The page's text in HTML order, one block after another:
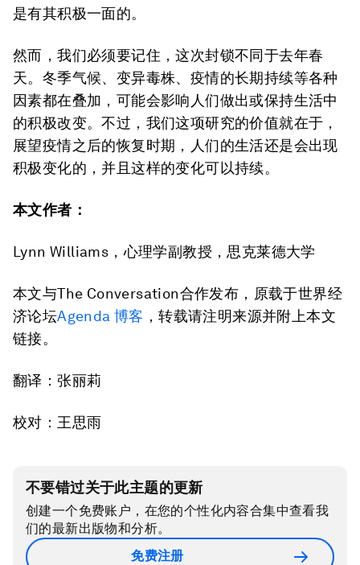
是有其积极一面的。
然而，我们必须要记住，这次封锁不同于去年春
天。冬季气候、变异毒株、疫情的长期持续等各种
因素都在叠加，可能会影响人们做出或保持生活中
的积极改变。不过，我们这项研究的价值就在于，
展望疫情之后的恢复时期，人们的生活还是会出现
积极变化的，并且这样的变化可以持续。
本文作者：
Lynn Williams，心理学副教授，思克莱德大学
本文与The Conversation合作发布，原载于世界经
济论坛Agenda 博客 ，转载请注明来源并附上本文
链接。
翻译：张丽莉
校对：王思雨
不要错过关于此主题的更新
创建一个免费账户，在您的个性化内容合集中查看我
们的最新出版物和分析。
免费注册